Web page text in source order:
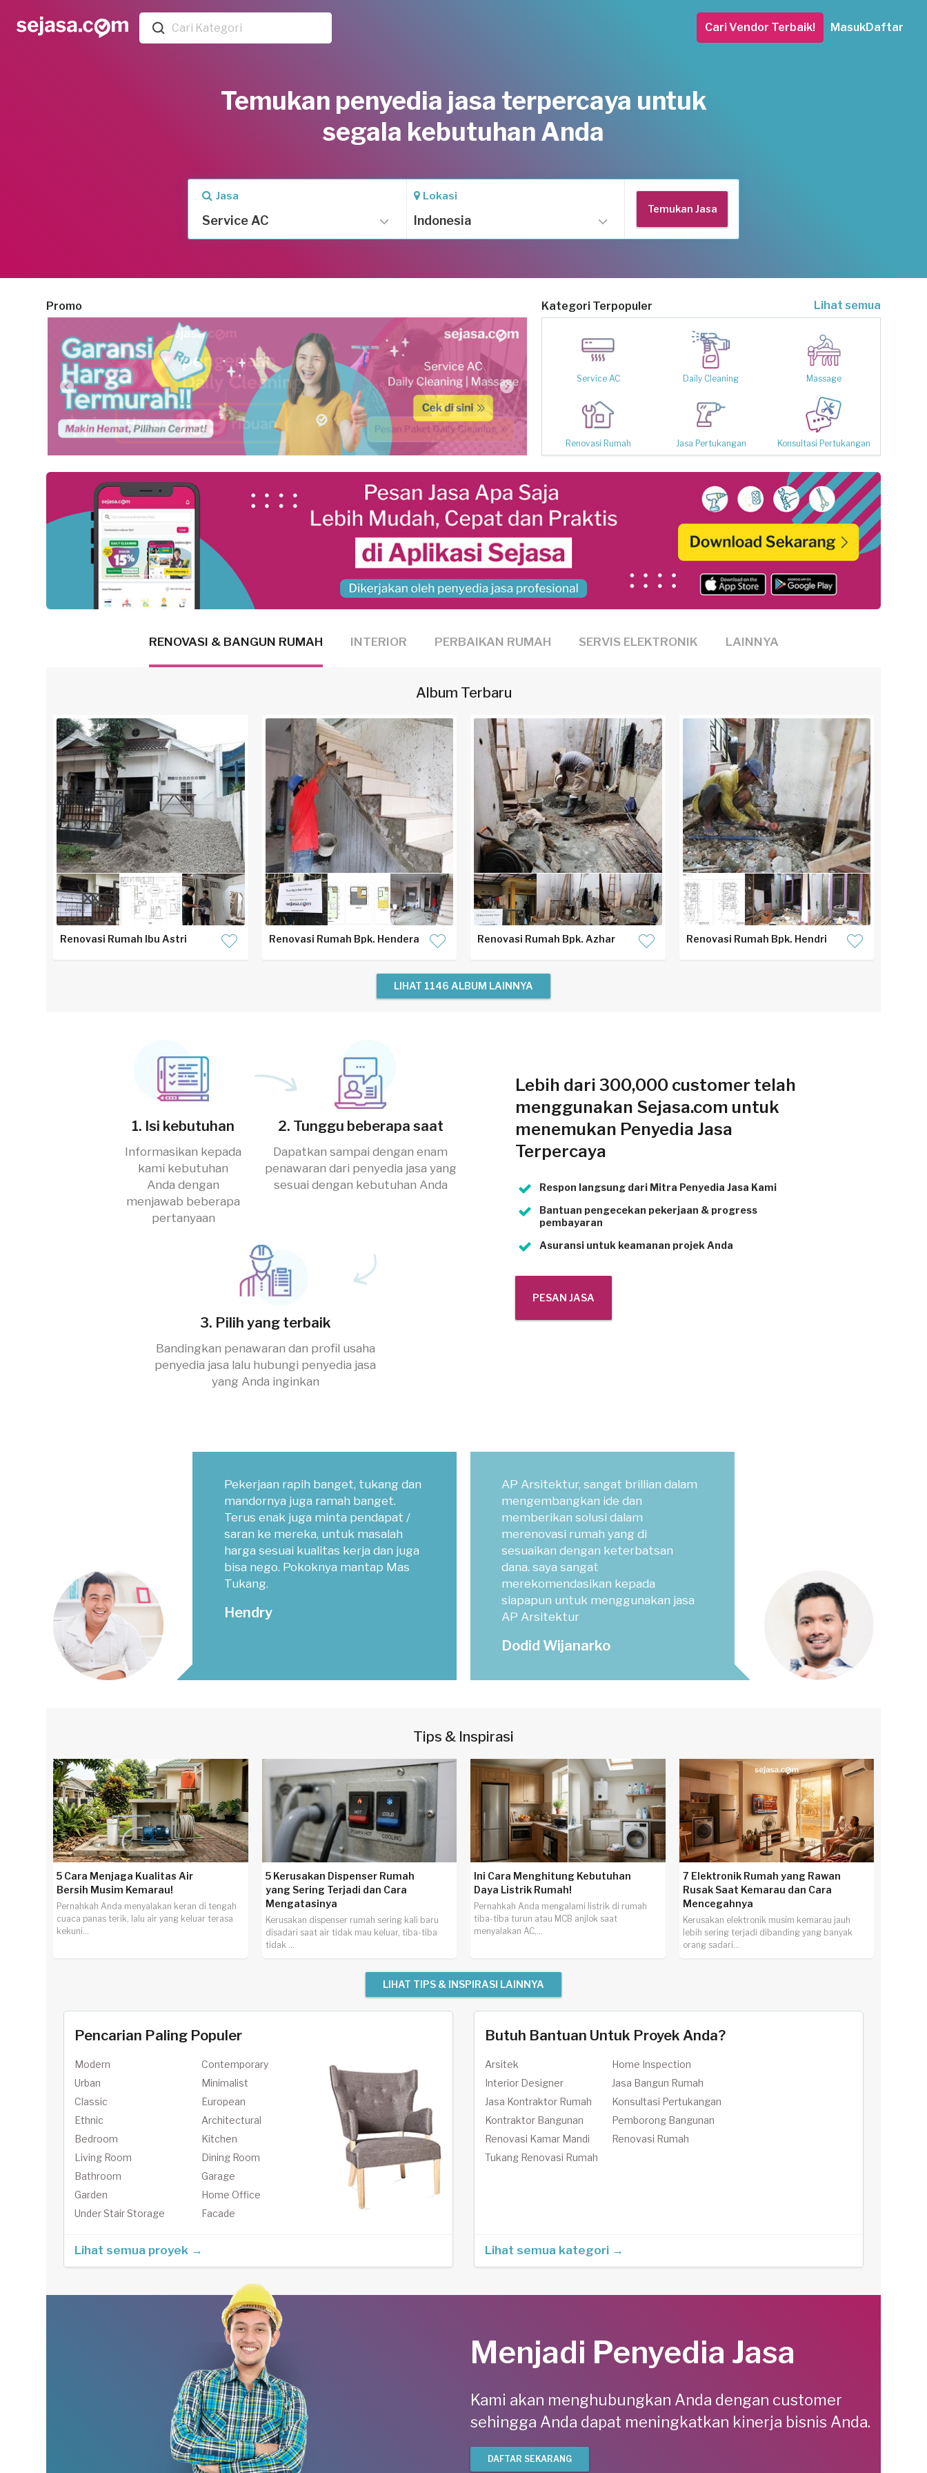
Cari Vendor Terbaik! MasukDaftar
Temukan penyedia jasa terpercaya untuk
segala kebutuhan Anda
Jasa
Service AC
Lokasi
Indonesia
Promo Kategori Terpopuler Lihat semua
Service AC Daily Cleaning Massage
Renovasi Rumah Jasa Pertukangan Konsultasi Pertukangan
RENOVASI & BANGUN RUMAH INTERIOR PERBAIKAN RUMAH SERVIS ELEKTRONIK LAINNYA
Album Terbaru
Renovasi Rumah Ibu Astri Renovasi Rumah Bpk. Hendera Renovasi Rumah Bpk. Azhar Renovasi Rumah Bpk. Hendri
LIHAT 1146 ALBUM LAINNYA
1. Isi kebutuhan
Informasikan kepada
kami kebutuhan
Anda dengan
menjawab beberapa
pertanyaan
2. Tunggu beberapa saat
Dapatkan sampai dengan enam
penawaran dari penyedia jasa yang
sesuai dengan kebutuhan Anda
3. Pilih yang terbaik
Bandingkan penawaran dan profil usaha
penyedia jasa lalu hubungi penyedia jasa
yang Anda inginkan
Lebih dari 300,000 customer telah
menggunakan Sejasa.com untuk
menemukan Penyedia Jasa
Terpercaya
Respon langsung dari Mitra Penyedia Jasa Kami
Bantuan pengecekan pekerjaan & progress
pembayaran
Asuransi untuk keamanan projek Anda
PESAN JASA
Pekerjaan rapih banget, tukang dan
mandornya juga ramah banget.
Terus enak juga minta pendapat /
saran ke mereka, untuk masalah
harga sesuai kualitas kerja dan juga
bisa nego. Pokoknya mantap Mas
Tukang.
Hendry
AP Arsitektur, sangat brillian dalam
mengembangkan ide dan
memberikan solusi dalam
merenovasi rumah yang di
sesuaikan dengan keterbatsan
dana. saya sangat
merekomendasikan kepada
siapapun untuk menggunakan jasa
AP Arsitektur
Dodid Wijanarko
Tips & Inspirasi
5 Cara Menjaga Kualitas Air
Bersih Musim Kemarau!
Pernahkah Anda menyalakan keran di tengah
cuaca panas terik, lalu air yang keluar terasa
kekuni...
5 Kerusakan Dispenser Rumah
yang Sering Terjadi dan Cara
Mengatasinya
Kerusakan dispenser rumah sering kali baru
disadari saat air tidak mau keluar, tiba-tiba
tidak ...
Ini Cara Menghitung Kebutuhan
Daya Listrik Rumah!
Pernahkah Anda mengalami listrik di rumah
tiba-tiba turun atau MCB anjlok saat
menyalakan AC,...
7 Elektronik Rumah yang Rawan
Rusak Saat Kemarau dan Cara
Mencegahnya
Kerusakan elektronik musim kemarau jauh
lebih sering terjadi dibanding yang banyak
orang sadari...
LIHAT TIPS & INSPIRASI LAINNYA
Pencarian Paling Populer
Modern
Contemporary
Urban
Minimalist
Classic
European
Ethnic
Architectural
Bedroom
Kitchen
Living Room
Dining Room
Bathroom
Garage
Garden
Home Office
Under Stair Storage
Facade
Lihat semua proyek →
Butuh Bantuan Untuk Proyek Anda?
Arsitek
Home Inspection
Interior Designer
Jasa Bangun Rumah
Jasa Kontraktor Rumah
Konsultasi Pertukangan
Kontraktor Bangunan
Pemborong Bangunan
Renovasi Kamar Mandi
Renovasi Rumah
Tukang Renovasi Rumah
Lihat semua kategori →
Menjadi Penyedia Jasa
Kami akan menghubungkan Anda dengan customer
sehingga Anda dapat meningkatkan kinerja bisnis Anda.
DAFTAR SEKARANG